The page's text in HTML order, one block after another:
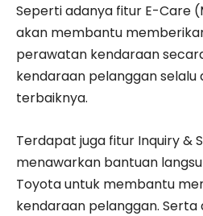
Seperti adanya fitur E-Care
akan membantu
perawatan kendaraan
kendaraan pelanggan
terbaiknya.
Terdapat juga fitur Inquiry &
menawarkan bantuan
Toyota untuk membantu
kendaraan pelanggan. Serta